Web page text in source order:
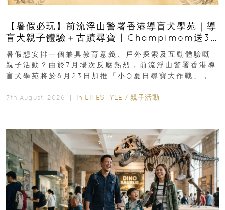
【暑假必玩】前流浮山警署香港導盲犬學苑｜導
盲犬親子體驗＋古蹟尋寶 | Champimom送3
組免費名額
暑假想安排一個兼具教育意義、戶外探索及互動體驗嘅
親子活動？由於7月場次反應熱烈，前流浮山警署香港導
盲犬學苑將於8月23日加推「小Q夏日尋寶大作戰」，家
7th August, 2026 ｜ In LIFESTYLE / 親子活動